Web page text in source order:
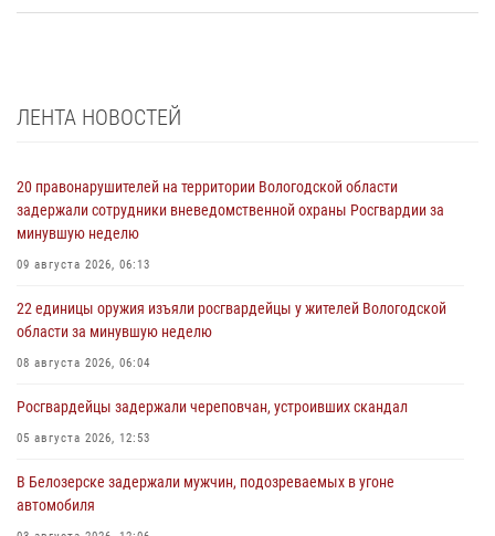
ЛЕНТА НОВОСТЕЙ
20 правонарушителей на территории Вологодской области
задержали сотрудники вневедомственной охраны Росгвардии за
минувшую неделю
09 августа 2026, 06:13
22 единицы оружия изъяли росгвардейцы у жителей Вологодской
области за минувшую неделю
08 августа 2026, 06:04
Росгвардейцы задержали череповчан, устроивших скандал
05 августа 2026, 12:53
В Белозерске задержали мужчин, подозреваемых в угоне
автомобиля